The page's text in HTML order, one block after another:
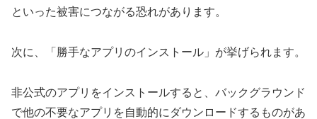
といった被害につながる恐れがあります。
次に、「勝手なアプリのインストール」が挙げられます。
非公式のアプリをインストールすると、バックグラウンド
で他の不要なアプリを自動的にダウンロードするものがあ